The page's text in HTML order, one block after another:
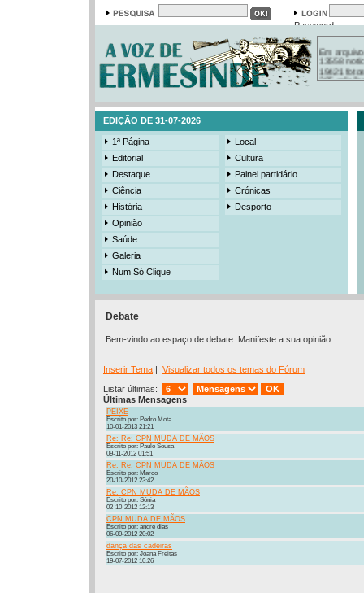
Password
Em arquivo
13558
19421
385
EDIÇÃO DE 31-07-2026
1ª Página
Editorial
Destaque
Ciência
História
Opinião
Saúde
Galeria
Num Só Clique
Local
Cultura
Painel partidário
Crónicas
Desporto
Debate
Bem-vindo ao espaço de debate. Manifeste a sua opinião.
Inserir Tema | Visualizar todos os temas do Fórum
Listar últimas:
Últimas Mensagens
PEIXE
Escrito por: Pedro Mota
10-01-2013 21:21
Re: Re: CPN MUDA DE MÃOS
Escrito por: Paulo Sousa
09-11-2012 01:51
Re: Re: CPN MUDA DE MÃOS
Escrito por: Marco
20-10-2012 23:42
Re: CPN MUDA DE MÃOS
Escrito por: Sónia
02-10-2012 12:13
CPN MUDA DE MÃOS
Escrito por: andre dias
06-09-2012 20:02
dança das cadeiras
Escrito por: Joana Freitas
19-07-2012 10:26